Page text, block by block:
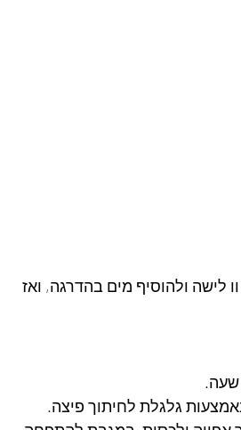
ולהוסיף מים בהדרגה, ואז
שעה.
גלגלת לחיתוך פיצה.